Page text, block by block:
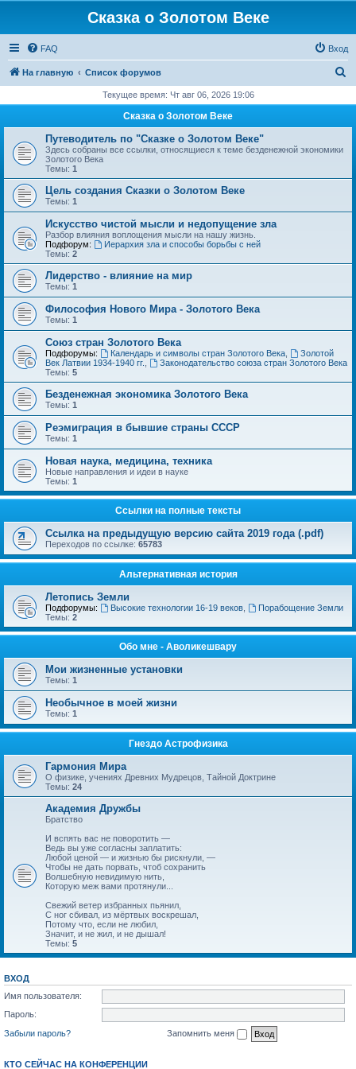
Сказка о Золотом Веке
FAQ Вход
На главную Список форумов
с
Текущее время: Чт авг 06, 2026 19:06
Сказка о Золотом Веке
Путеводитель по "Сказке о Золотом Веке"
Здесь собраны все ссылки, относящиеся к теме безденежной экономики
Золотого Века
Темы: 1
Цель создания Сказки о Золотом Веке
Темы: 1
Искусство чистой мысли и недопущение зла
Разбор влияния воплощения мысли на нашу жизнь.
Подфорум:
Иерархия зла и способы борьбы с ней
Темы: 2
Лидерство - влияние на мир
Темы: 1
Философия Нового Мира - Золотого Века
Темы: 1
Cоюз стран Золотого Века
Подфорумы: Календарь и символы стран Золотого Века,
Золотой
Век Латвии 1934-1940 гг.
Законодательство союза стран Золотого Века
Темы: 5
Безденежная экономика Золотого Века
Темы: 1
Реэмиграция в бывшие страны СССР
Темы: 1
Новая наука, медицина, техника
Новые направления и идеи в науке
Темы: 1
Ссылки на полные тексты
Ссылка на предыдущую версию сайта 2019 года (.pdf)
Переходов по ссылке: 65783
Альтернативная история
Летопись Земли
Подфорумы: Высокие технологии 16-19 веков,
Порабощение Земли
Темы: 2
Обо мне - Аволикешвару
Мои жизненные установки
Темы: 1
Необычное в моей жизни
Темы: 1
Гнездо Астрофизика
Гармония Мира
О физике, учениях Древних Мудрецов, Тайной Доктрине
Темы: 24
Академия Дружбы
Братство
И вспять вас не поворотить —
Ведь вы уже согласны заплатить:
Любой ценой — и жизнью бы рискнули, —
Чтобы не дать порвать, чтоб сохранить
Волшебную невидимую нить,
Которую меж вами протянули...
Свежий ветер избранных пьянил,
С ног сбивал, из мёртвых воскрешал,
Потому что, если не любил,
Значит, и не жил, и не дышал!
Темы: 5
ВХОД
Имя пользователя:
Пароль:
Забыли пароль?
Запомнить меня
КТО СЕЙЧАС НА КОНФЕРЕНЦИИ